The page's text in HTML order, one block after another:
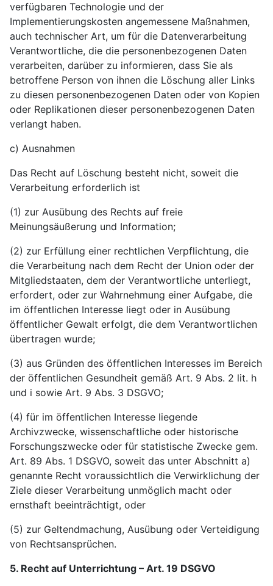
verfügbaren Technologie und der
Implementierungskosten angemessene Maßnahmen,
auch technischer Art, um für die Datenverarbeitung
Verantwortliche, die die personenbezogenen Daten
verarbeiten, darüber zu informieren, dass Sie als
betroffene Person von ihnen die Löschung aller Links
zu diesen personenbezogenen Daten oder von Kopien
oder Replikationen dieser personenbezogenen Daten
verlangt haben.
c) Ausnahmen
Das Recht auf Löschung besteht nicht, soweit die
Verarbeitung erforderlich ist
(1) zur Ausübung des Rechts auf freie
Meinungsäußerung und Information;
(2) zur Erfüllung einer rechtlichen Verpflichtung, die
die Verarbeitung nach dem Recht der Union oder der
Mitgliedstaaten, dem der Verantwortliche unterliegt,
erfordert, oder zur Wahrnehmung einer Aufgabe, die
im öffentlichen Interesse liegt oder in Ausübung
öffentlicher Gewalt erfolgt, die dem Verantwortlichen
übertragen wurde;
(3) aus Gründen des öffentlichen Interesses im Bereich
der öffentlichen Gesundheit gemäß Art. 9 Abs. 2 lit. h
und i sowie Art. 9 Abs. 3 DSGVO;
(4) für im öffentlichen Interesse liegende
Archivzwecke, wissenschaftliche oder historische
Forschungszwecke oder für statistische Zwecke gem.
Art. 89 Abs. 1 DSGVO, soweit das unter Abschnitt a)
genannte Recht voraussichtlich die Verwirklichung der
Ziele dieser Verarbeitung unmöglich macht oder
ernsthaft beeinträchtigt, oder
(5) zur Geltendmachung, Ausübung oder Verteidigung
von Rechtsansprüchen.
5. Recht auf Unterrichtung – Art. 19 DSGVO